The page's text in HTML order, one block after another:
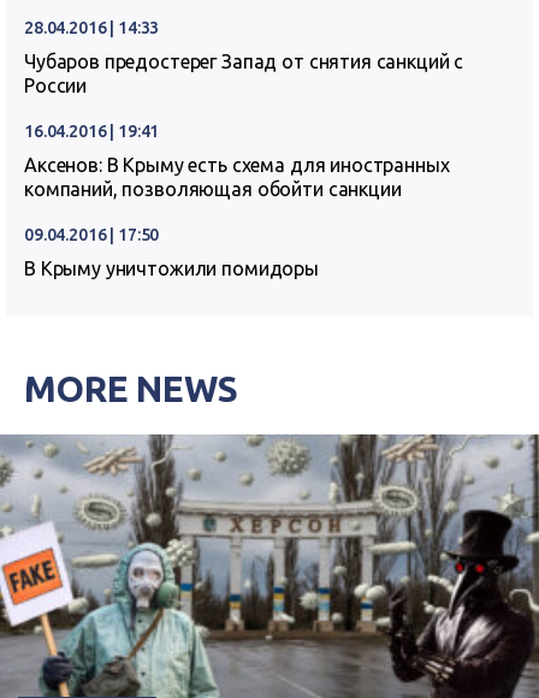
28.04.2016 | 14:33
Чубаров предостерег Запад от снятия санкций с
России
16.04.2016 | 19:41
Аксенов: В Крыму есть схема для иностранных
компаний, позволяющая обойти санкции
09.04.2016 | 17:50
В Крыму уничтожили помидоры
MORE NEWS